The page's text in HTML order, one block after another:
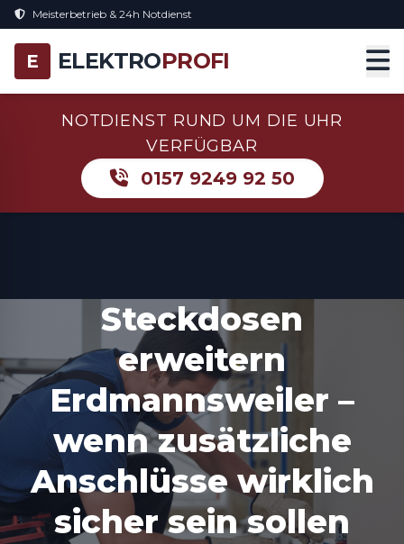
Meisterbetrieb & 24h Notdienst
E ELEKTROPROFI
NOTDIENST RUND UM DIE UHR
VERFÜGBAR
0157 9249 92 50
Steckdosen
erweitern
Erdmannsweiler –
wenn zusätzliche
Anschlüsse wirklich
sicher sein sollen